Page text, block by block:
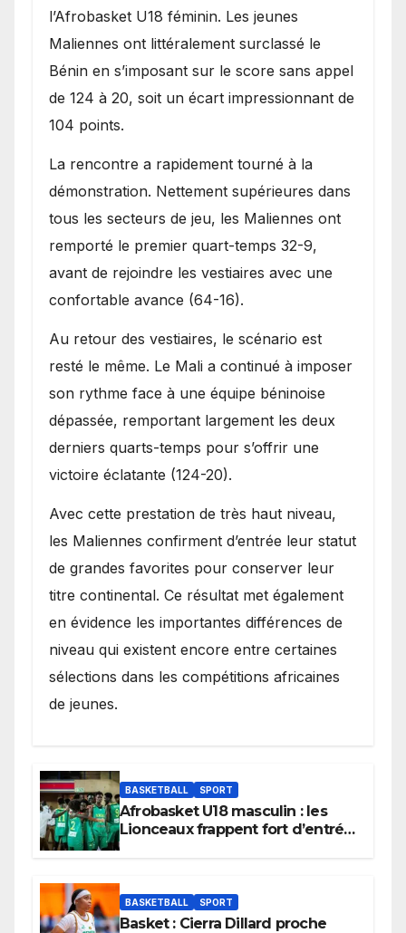
l’Afrobasket U18 féminin. Les jeunes
Maliennes ont littéralement surclassé le
Bénin en s’imposant sur le score sans appel
de 124 à 20, soit un écart impressionnant de
104 points.
La rencontre a rapidement tourné à la
démonstration. Nettement supérieures dans
tous les secteurs de jeu, les Maliennes ont
remporté le premier quart-temps 32-9,
avant de rejoindre les vestiaires avec une
confortable avance (64-16).
Au retour des vestiaires, le scénario est
resté le même. Le Mali a continué à imposer
son rythme face à une équipe béninoise
dépassée, remportant largement les deux
derniers quarts-temps pour s’offrir une
victoire éclatante (124-20).
Avec cette prestation de très haut niveau,
les Maliennes confirment d’entrée leur statut
de grandes favorites pour conserver leur
titre continental. Ce résultat met également
en évidence les importantes différences de
niveau qui existent encore entre certaines
sélections dans les compétitions africaines
de jeunes.
BASKETBALL SPORT
Afrobasket U18 masculin : les
Lionceaux frappent fort d’entrée
BASKETBALL SPORT
Basket : Cierra Dillard proche